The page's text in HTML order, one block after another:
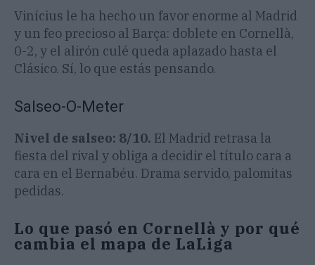
Vinícius le ha hecho un favor enorme al Madrid
y un feo precioso al Barça: doblete en Cornellà,
0-2, y el alirón culé queda aplazado hasta el
Clásico. Sí, lo que estás pensando.
Salseo-O-Meter
Nivel de salseo: 8/10. El Madrid retrasa la
fiesta del rival y obliga a decidir el título cara a
cara en el Bernabéu. Drama servido, palomitas
pedidas.
Lo que pasó en Cornellà y por qué
cambia el mapa de LaLiga